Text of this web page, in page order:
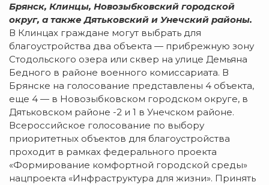
Брянск, Клинцы, Новозыбковский городской
округ, а также Дятьковский и Унечский районы.
В Клинцах граждане могут выбрать для
благоустройства два объекта — прибрежную зону
Стодольского озера или сквер на улице Демьяна
Бедного в районе военного комиссариата. В
Брянске на голосование представлены 4 объекта,
еще 4 — в Новозыбковском городском округе, в
Дятьковском районе -2 и 1 в Унечском районе.
Всероссийское голосование по выбору
приоритетных объектов для благоустройства
проходит в рамках федерального проекта
«Формирование комфортной городской среды»
нацпроекта «Инфраструктура для жизни». Принять